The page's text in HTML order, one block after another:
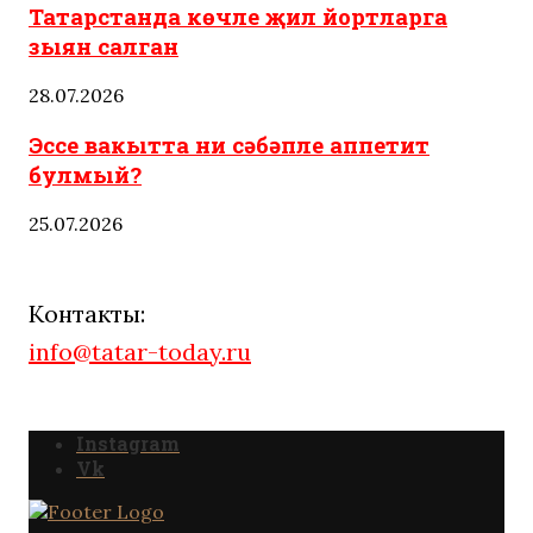
Татарстанда көчле җил йортларга
зыян салган
28.07.2026
Эссе вакытта ни сәбәпле аппетит
булмый?
25.07.2026
Контакты:
info@tatar-today.ru
Instagram
Vk